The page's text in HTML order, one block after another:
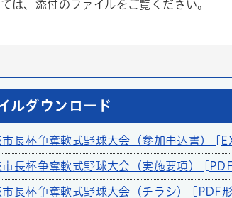
は、添付のファイルをご覧ください。
ルダウンロード
長杯争奪軟式野球大会（参加申込書）
市長杯争奪軟式野球大会（実施要項）
市長杯争奪軟式野球大会（チラシ） [PDF